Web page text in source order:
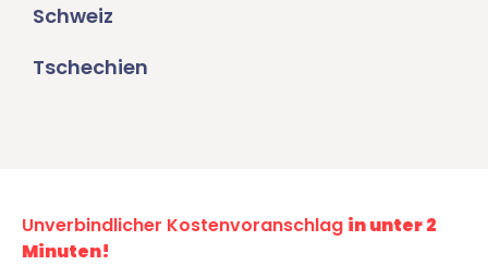
Schweiz
Tschechien
Unverbindlicher Kostenvoranschlag in unter 2
Minuten!